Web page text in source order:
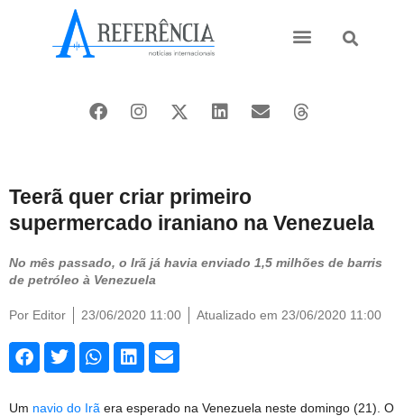
Teerã quer criar primeiro
supermercado iraniano na Venezuela
No mês passado, o Irã já havia enviado 1,5 milhões de barris
de petróleo à Venezuela
Por Editor 23/06/2020 11:00 Atualizado em 23/06/2020 11:00
Um navio do Irã era esperado na Venezuela neste domingo (21). O